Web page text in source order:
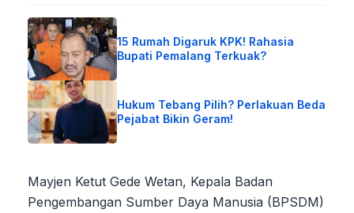
15 Rumah Digaruk KPK! Rahasia
Bupati Pemalang Terkuak?
Hukum Tebang Pilih? Perlakuan Beda
Pejabat Bikin Geram!
Mayjen Ketut Gede Wetan, Kepala Badan
Pengembangan Sumber Daya Manusia (BPSDM)